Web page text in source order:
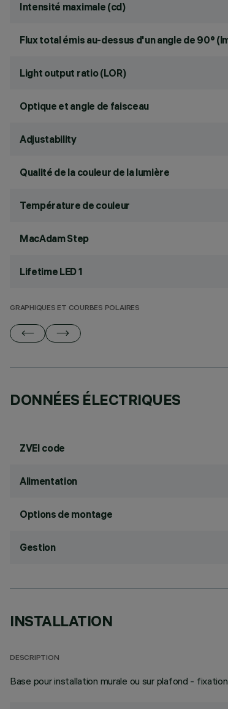
Intensité maximale (cd)
Flux total émis au-dessus d'un angle de 90°
Light output ratio (LOR)
Optique et angle de faisceau
Adjustability
Qualité de la couleur de la lumière
Température de couleur
MacAdam Step
Lifetime LED 1
GRAPHIQUES ET COURBES POLAIRES
DONNÉES ÉLECTRIQUES
ZVEI code
Alimentation
Options de montage
Gestion
INSTALLATION
DESCRIPTION
Base pour installation murale ou sur plafond -